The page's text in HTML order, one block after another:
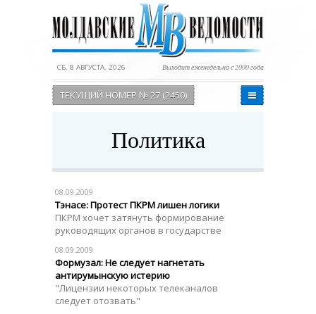
СБ, 8 АВГУСТА, 2026 Выходит еженедельно с 2000 года
ТЕКУЩИЙ НОМЕР № 27 (2450)
Политика
08.09.2009
Тэнасе: Протест ПКРМ лишен логики
ПКРМ хочет затянуть формирование
руководящих органов в государстве
08.09.2009
Формузал: Не следует нагнетать
антирумынскую истерию
"Лицензии некоторых телеканалов
следует отозвать"